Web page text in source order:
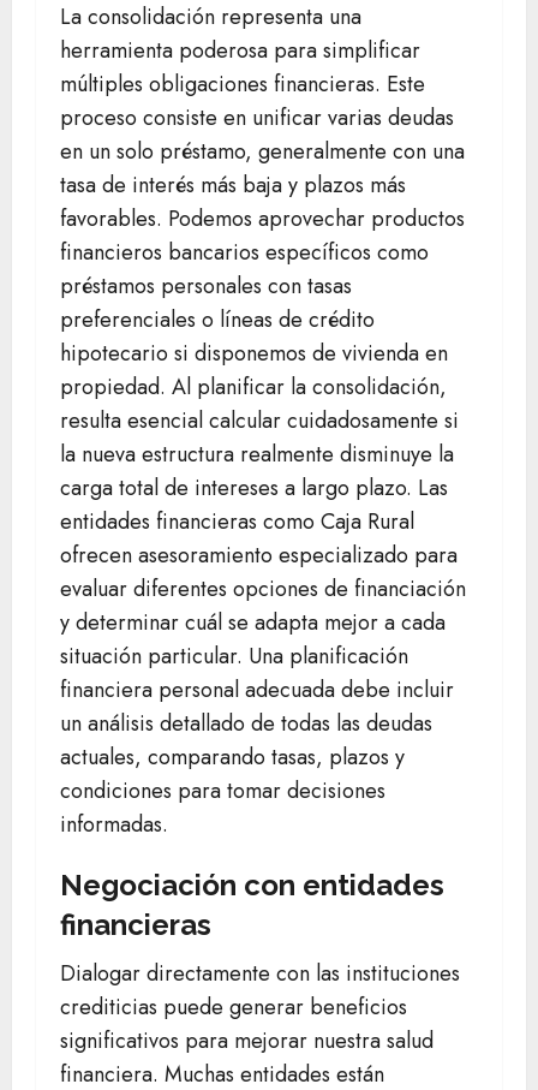
La consolidación representa una
herramienta poderosa para simplificar
múltiples obligaciones financieras. Este
proceso consiste en unificar varias deudas
en un solo préstamo, generalmente con una
tasa de interés más baja y plazos más
favorables. Podemos aprovechar productos
financieros bancarios específicos como
préstamos personales con tasas
preferenciales o líneas de crédito
hipotecario si disponemos de vivienda en
propiedad. Al planificar la consolidación,
resulta esencial calcular cuidadosamente si
la nueva estructura realmente disminuye la
carga total de intereses a largo plazo. Las
entidades financieras como Caja Rural
ofrecen asesoramiento especializado para
evaluar diferentes opciones de financiación
y determinar cuál se adapta mejor a cada
situación particular. Una planificación
financiera personal adecuada debe incluir
un análisis detallado de todas las deudas
actuales, comparando tasas, plazos y
condiciones para tomar decisiones
informadas.
Negociación con entidades
financieras
Dialogar directamente con las instituciones
crediticias puede generar beneficios
significativos para mejorar nuestra salud
financiera. Muchas entidades están